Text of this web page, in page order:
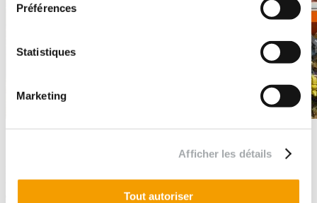
Préférences
Statistiques
Marketing
Afficher les détails
Tout autoriser
CLEA, le premier atelier de forage connecté, léger, 100%
électrique, ergonomique et autonome, entré en service en